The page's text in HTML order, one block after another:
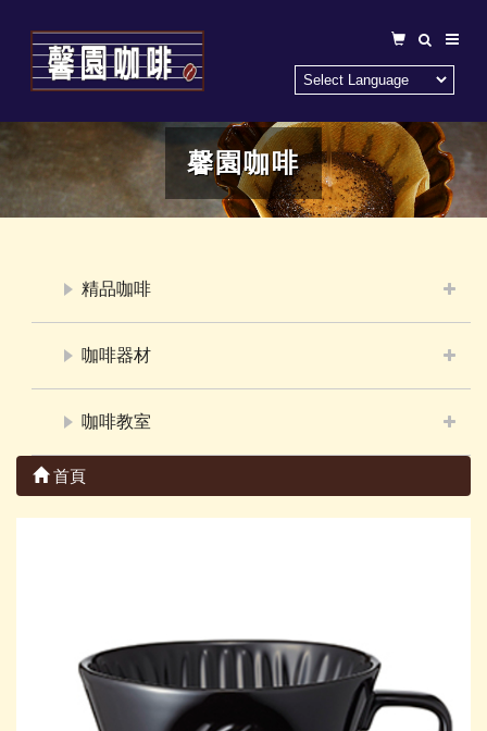
馨園咖啡
精品咖啡
咖啡器材
咖啡教室
首頁